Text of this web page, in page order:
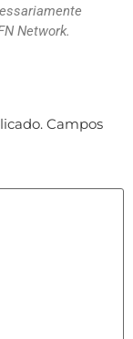
Network.
Campos